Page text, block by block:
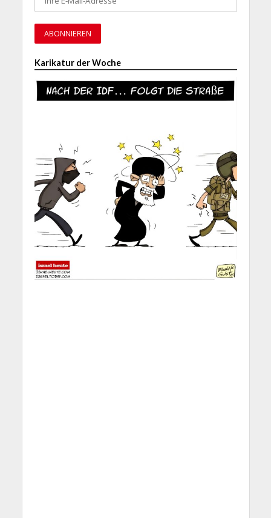
Karikatur der Woche